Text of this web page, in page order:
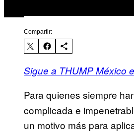
Compartir:
Sigue a THUMP México
Para quienes siempre
complicada e
un motivo más para